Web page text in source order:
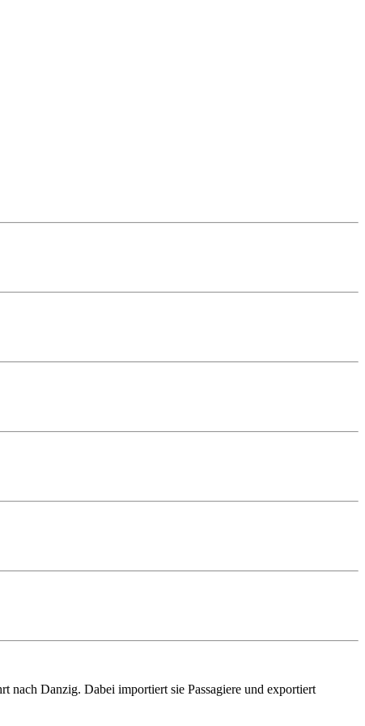
Danzig. Dabei importiert sie Passagiere und exportiert